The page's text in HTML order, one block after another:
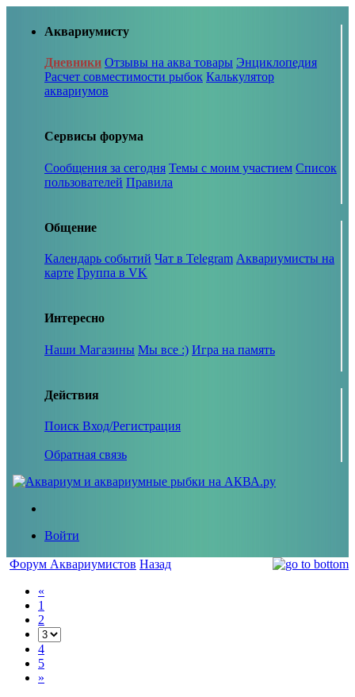
Аквариумисту
Дневники Отзывы на аква товары Энциклопедия
Расчет совместимости рыбок Калькулятор
аквариумов
Сервисы форума
Сообщения за сегодня Темы с моим участием Список
пользователей Правила
Общение
Календарь событий Чат в Telegram Аквариумисты на
карте Группа в VK
Интересно
Наши Магазины Мы все :) Игра на память
Действия
Поиск Вход/Регистрация
Обратная связь
Войти
Форум Аквариумистов Назад
«
1
2
4
5
»